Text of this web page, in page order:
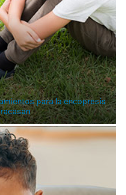
para la encopresis